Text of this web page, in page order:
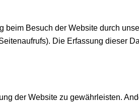
Besuch der Website durch
Die Erfassung dieser
der Website zu gewährleisten.